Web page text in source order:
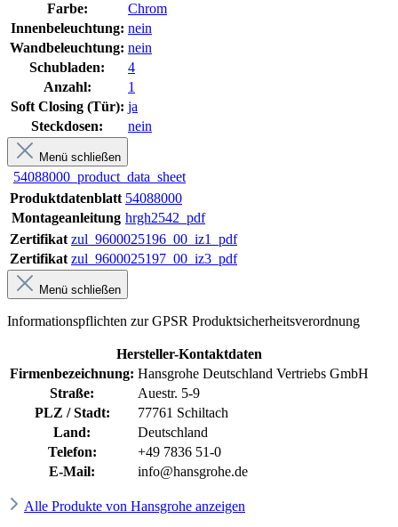
Farbe:
Chrom
Innenbeleuchtung: nein
Wandbeleuchtung: nein
Schubladen:
4
Anzahl:
1
Soft Closing (Tür): ja
Steckdosen:
nein
Menü schließen
54088000_product_data_sheet
Produktdatenblatt 54088000
Montageanleitung hrgh2542_pdf
Zertifikat zul_9600025196_00_iz1_pdf
Zertifikat zul_9600025197_00_iz3_pdf
Menü schließen
Informationspflichten zur GPSR Produktsicherheitsverordnung
Hersteller-Kontaktdaten
Firmenbezeichnung: Hansgrohe Deutschland Vertriebs GmbH
Straße:
Auestr. 5-9
PLZ / Stadt:
77761 Schiltach
Land:
Deutschland
Telefon:
+49 7836 51-0
E-Mail:
info@hansgrohe.de
Alle Produkte von Hansgrohe anzeigen